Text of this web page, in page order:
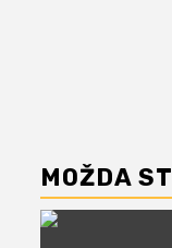
MOŽDA